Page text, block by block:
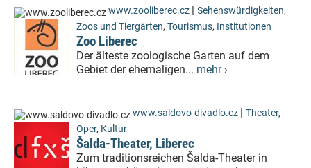
www.zooliberec.cz | Sehenswürdigkeiten,
Zoos und Tiergärten, Tourismus, Institutionen
Zoo Liberec
Der älteste zoologische Garten auf dem
Gebiet der ehemaligen... mehr ›
www.saldovo-divadlo.cz | Theater,
Oper, Kultur
Šalda-Theater, Liberec
Zum traditionsreichen Šalda-Theater in